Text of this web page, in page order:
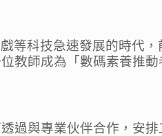
等科技急速發展的時代
教師成為「數碼素養推
過與專業伙伴合作，安